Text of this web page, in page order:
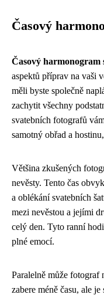
Časový
Časový harmonogram
aspektů příprav na vaši
měli byste společně
zachytit všechny
svatebních fotografů
samotný obřad a
Většina zkušených
nevěsty. Tento čas
a oblékání svatebních
mezi nevěstou a jejími
celý den. Tyto ranní
plné emocí.
Paralelně může fotograf
zabere méně času, ale